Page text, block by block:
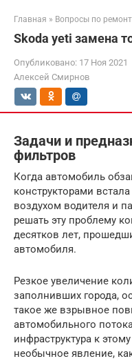
Главная » Вопросы по
Skoda yeti замена
Опубликовано: 17 Ноя 2021
Алексей Смирнов
Задачи и
фильтров
Когда автомобиль
конструкторами
воздухом водителя и
решать эту проблему
десятков лет,
автомобиля.
Резкое увеличение
заполнивших города,
такое же взрывное
автомобильного
инфраструктура к
необычное явление,